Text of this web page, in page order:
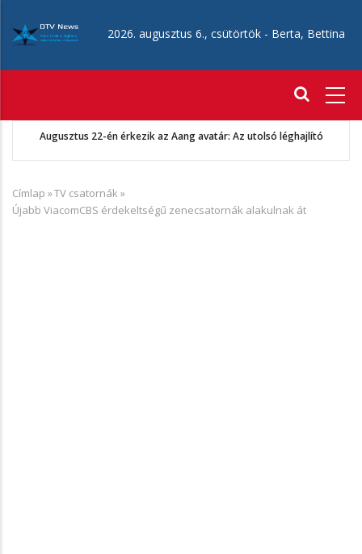
tartalomra
2026. augusztus 6., csütörtök - Berta, Bettina
Augusztus 22-én érkezik az Aang avatár: Az utolsó léghajlító
Morzsa
Címlap »TV csatornák »
Újabb ViacomCBS érdekeltségű zenecsatornák alakulnak át